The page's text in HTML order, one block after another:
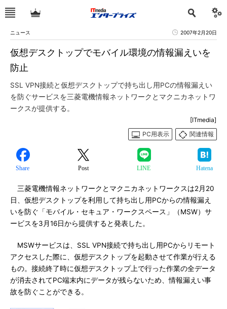
ニュース 2007年2月20日
仮想デスクトップでモバイル環境の情報漏えいを
防止
SSL VPN接続と仮想デスクトップで持ち出し用PCの情報漏えい
を防ぐサービスを三菱電機情報ネットワークとマクニカネットワ
ークスが提供する。
[ITmedia]
PC用表示
関連情報
Share Post LINE Hatena
三菱電機情報ネットワークとマクニカネットワークスは2月20
日、仮想デスクトップを利用して持ち出し用PCからの情報漏え
いを防ぐ「モバイル・セキュア・ワークスペース」（MSW）サ
ービスを3月16日から提供すると発表した。
MSWサービスは、SSL VPN接続で持ち出し用PCからリモート
アクセスした際に、仮想デスクトップを起動させて作業が行える
もの。接続終了時に仮想デスクトップ上で行った作業の全データ
が消去されてPC端末内にデータが残らないため、情報漏えい事
故を防ぐことができる。